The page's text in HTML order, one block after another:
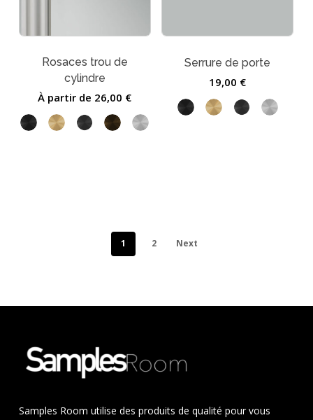
Rosaces trou de
cylindre
À partir de 26,00 €
Serrure de porte
19,00 €
1 2 Next
Samples Room utilise des produits de qualité pour vous